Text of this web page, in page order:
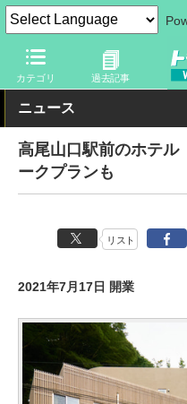
カテゴリ 過去記事
トラベル Watch 地域 国内
ニュース
高尾山口駅前のホテル
ークプランも
リスト
2021年7月17日 開業